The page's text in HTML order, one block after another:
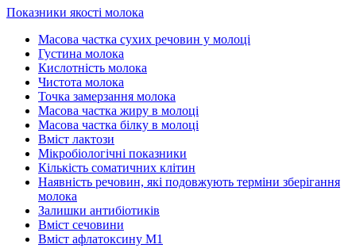
Показники якості молока
Масова частка сухих речовин у молоці
Густина молока
Кислотність молока
Чистота молока
Точка замерзання молока
Масова частка жиру в молоці
Масова частка білку в молоці
Вміст лактози
Мікробіологічні показники
Кількість соматичних клітин
Наявність речовин, які подовжують терміни зберігання
молока
Залишки антибіотиків
Вміст сечовини
Вміст афлатоксину М1